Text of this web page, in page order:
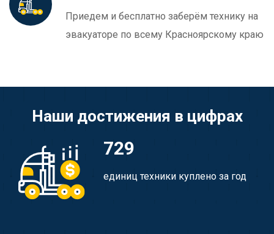
Приедем и бесплатно заберём технику на
эвакуаторе по всему Красноярскому краю
Наши достижения в цифрах
729
единиц техники куплено за год